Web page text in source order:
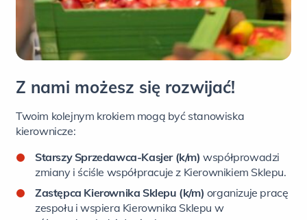
Z nami możesz się rozwijać!
Twoim kolejnym krokiem mogą być stanowiska
kierownicze:
Starszy Sprzedawca-Kasjer (k/m) współprowadzi
zmiany i ściśle współpracuje z Kierownikiem Sklepu.
Zastępca Kierownika Sklepu (k/m) organizuje pracę
zespołu i wspiera Kierownika Sklepu w